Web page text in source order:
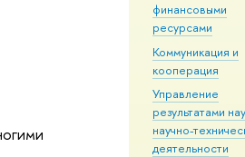
финансовыми
ресурсами
Коммуникация и
кооперация
Управление
результатами
научно-
деятельности